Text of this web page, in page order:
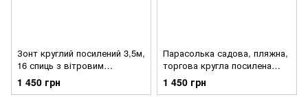
Зонт круглий посилений 3,5м,
16 спиць з вітровим
клапаном Червоний тент
1 450 грн
Парасолька садова, пляжна,
торгова кругла посилена
3,5м, 16 спиць з вітровим
клапаном синій тент
1 450 грн